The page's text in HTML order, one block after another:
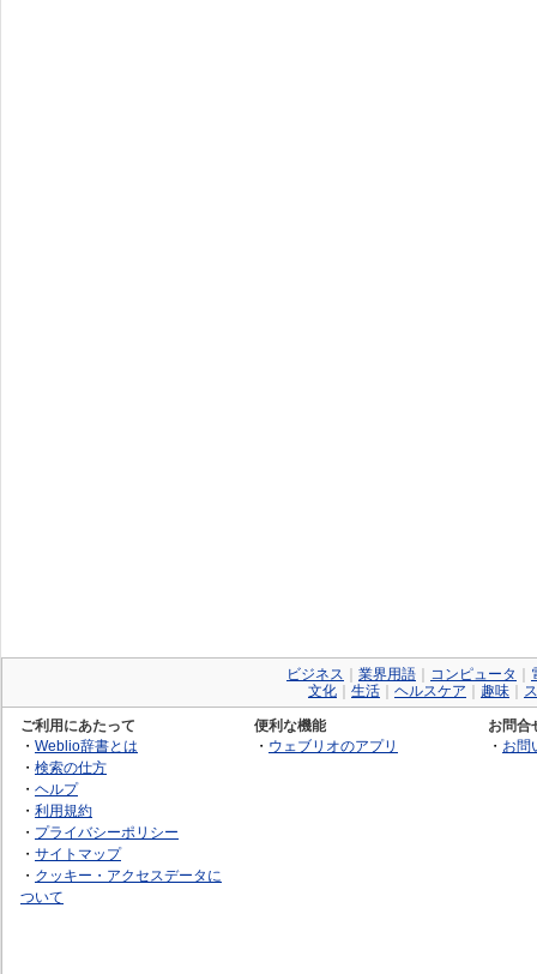
ビジネス 業界用語 コンピュータ
文化
生活 ヘルスケア 趣味
ご利用にあたって
・ Weblio辞書とは
・ 検索の仕方
・ ヘルプ
・ 利用規約
・ プライバシーポリシー
・ サイトマップ
・ クッキー・アクセスデータに
ついて
便利な機能
・ ウェブリオのアプリ
お問合
・ お問